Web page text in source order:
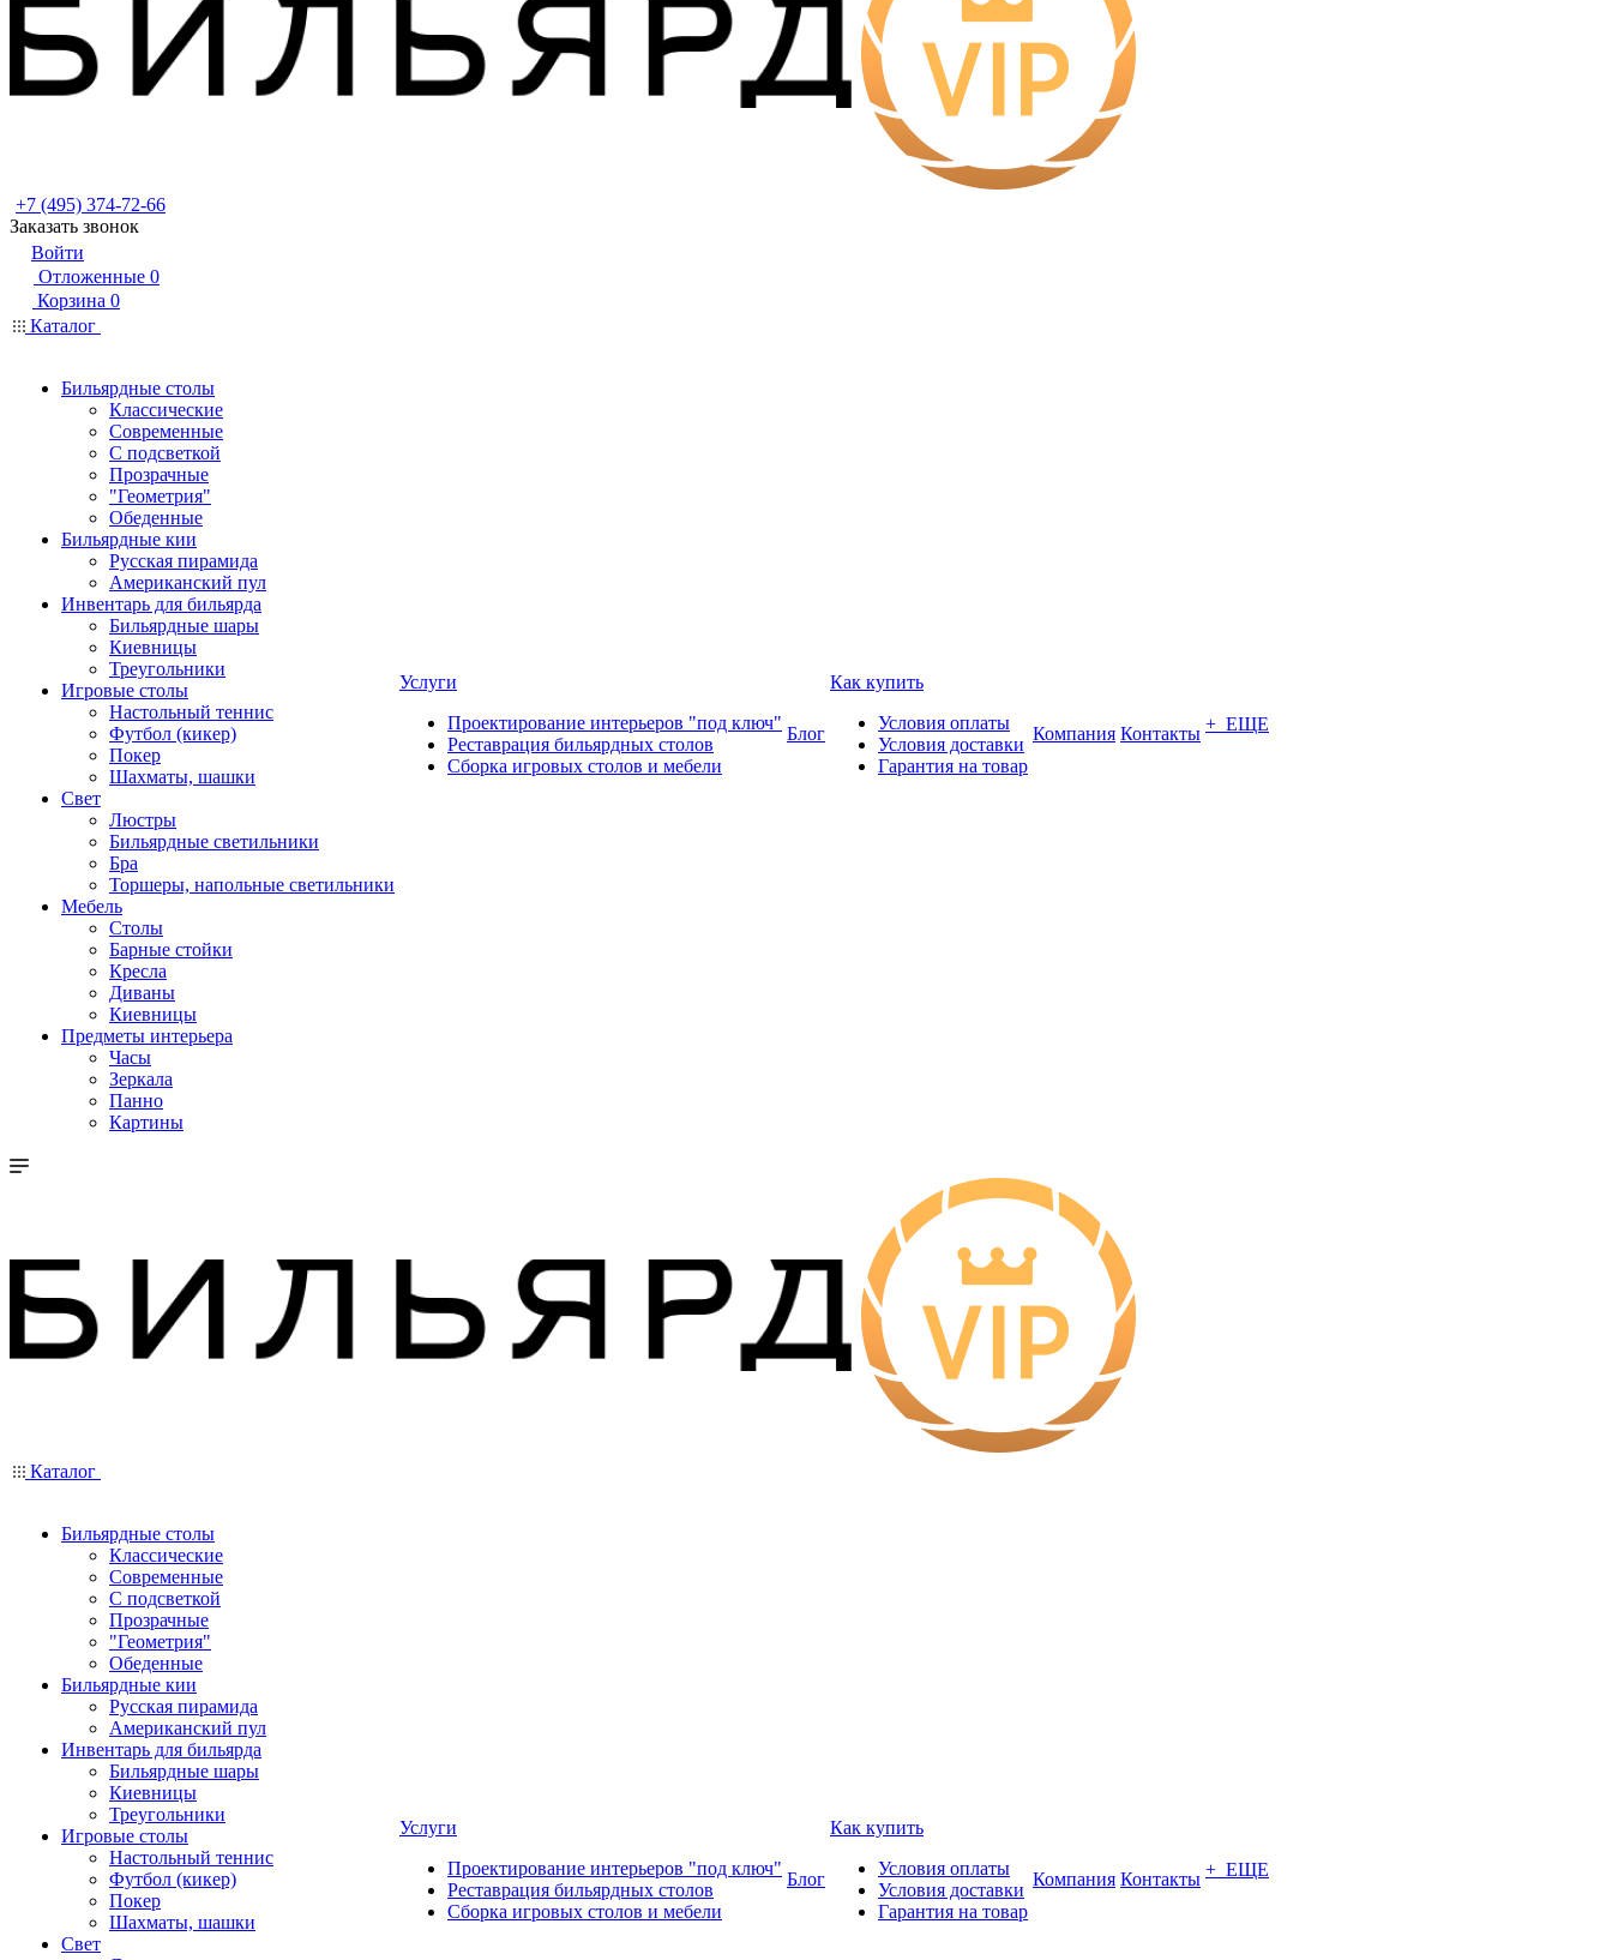
+7 (495) 374-72-66
Заказать звонок
Войти
Отложенные 0
Корзина 0
Каталог
Бильярдные столы
Классические
Современные
С подсветкой
Прозрачные
"Геометрия"
Обеденные
Бильярдные кии
Русская пирамида
Американский пул
Инвентарь для бильярда
Бильярдные шары
Киевницы
Треугольники
Игровые столы
Настольный теннис
Футбол (кикер)
Покер
Шахматы, шашки
Свет
Люстры
Бильярдные светильники
Бра
Торшеры, напольные светильники
Мебель
Столы
Барные стойки
Кресла
Диваны
Киевницы
Предметы интерьера
Часы
Зеркала
Панно
Картины
Услуги
Проектирование интерьеров "под ключ"
Реставрация бильярдных столов
Сборка игровых столов и мебели
Блог
Как купить
Условия оплаты
Условия доставки
Гарантия на товар
Компания Контакты + ЕЩЕ
Каталог
Бильярдные столы
Классические
Современные
С подсветкой
Прозрачные
"Геометрия"
Обеденные
Бильярдные кии
Русская пирамида
Американский пул
Инвентарь для бильярда
Бильярдные шары
Киевницы
Треугольники
Игровые столы
Настольный теннис
Футбол (кикер)
Покер
Шахматы, шашки
Свет
Услуги
Проектирование интерьеров "под ключ"
Реставрация бильярдных столов
Сборка игровых столов и мебели
Блог
Как купить
Условия оплаты
Условия доставки
Гарантия на товар
Компания Контакты + ЕЩЕ